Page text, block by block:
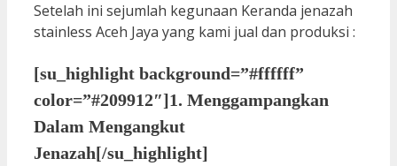
Setelah ini sejumlah kegunaan Keranda jenazah
stainless Aceh Jaya yang kami jual dan produksi :
[su_highlight background=”#ffffff”
color=”#209912″]1. Menggampangkan
Dalam Mengangkut
Jenazah[/su_highlight]